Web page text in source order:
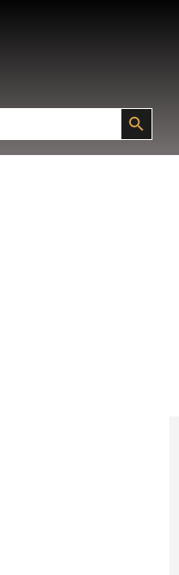
SEARCH BUTTON